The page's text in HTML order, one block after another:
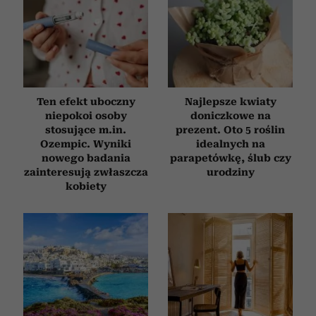
społecznościowym, reklamowym i analitycznym.
Partnerzy mogą połączyć te informacje z innymi danymi
otrzymanymi od Ciebie lub uzyskanymi podczas
korzystania z ich usług.
Ten efekt uboczny
niepokoi osoby
stosujące m.in.
Ozempic. Wyniki
nowego badania
zainteresują zwłaszcza
kobiety
Najlepsze kwiaty
doniczkowe na
prezent. Oto 5 roślin
idealnych na
parapetówkę, ślub czy
urodziny